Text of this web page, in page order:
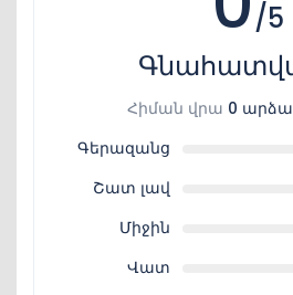
/5
Հիման վրա 0
Գերազանց
Շատ լավ
Միջին
Վատ